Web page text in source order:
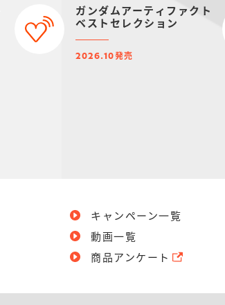
ガンダムアーティファクト
ベストセレクション
2026.10発売
キャンペーン一覧
動画一覧
商品アンケート